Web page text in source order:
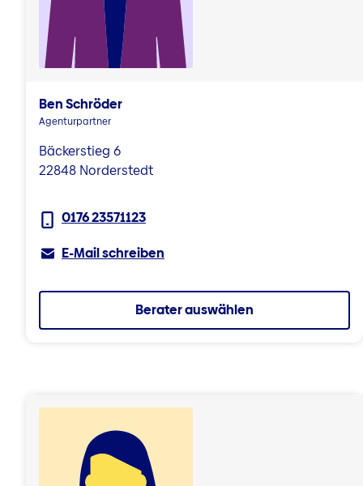
Ben Schröder
Agenturpartner
Bäckerstieg 6
22848 Norderstedt
0176 23571123
E-Mail schreiben
Berater auswählen